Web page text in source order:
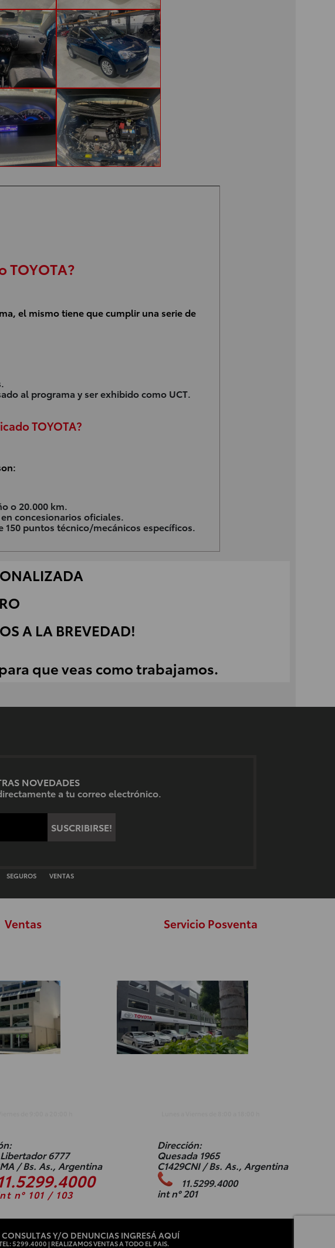
TOYOTA?
el mismo tiene que cumplir una serie de
al programa y ser exhibido como UCT.
TOYOTA?
o 20.000 km.
concesionarios oficiales.
puntos técnico/mecánicos específicos.
A LA BREVEDAD!
que veas como trabajamos.
NOVEDADES
a tu correo electrónico.
SUSCRIBIRSE!
SEGUROS VENTAS
Ventas
6777
/ Bs. As., Argentina
n° 101 / 103
Servicio Posventa
Dirección:
Quesada 1965
C1429CNI / Bs. As., Argentina
11.5299.4000
int n° 201
Y/O DENUNCIAS INGRESÁ AQUÍ
5299.4000 | REALIZAMOS VENTAS A TODO EL PAIS.